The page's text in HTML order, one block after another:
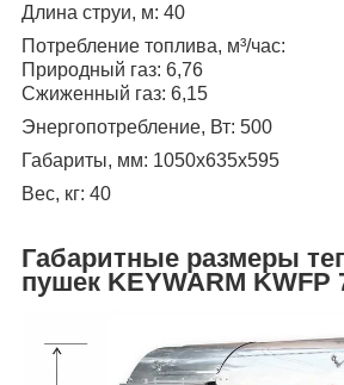
Длина струи, м: 40
Потребление топлива, м³/час:
Природный газ: 6,76
Сжиженный газ: 6,15
Энергопотребление, Вт: 500
Габариты, мм: 1050х635х595
Вес, кг: 40
Габаритные размеры
пушек KEYWARM KWFP